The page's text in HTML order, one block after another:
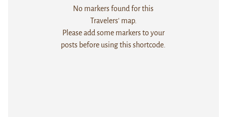
No markers found for this
Travelers' map.
Please add some markers to your
posts before using this shortcode.